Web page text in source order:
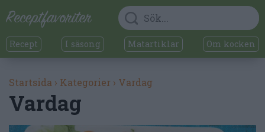
Recept I säsong Matartiklar Om kocken
Startsida › Kategorier › Vardag
Vardag